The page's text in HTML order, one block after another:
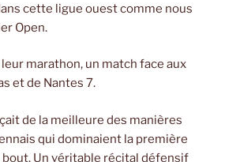
cette ligue ouest comme nous
Open.
marathon, un match face aux
et de Nantes 7.
de la meilleure des manières
qui dominaient la première
Un véritable récital défensif